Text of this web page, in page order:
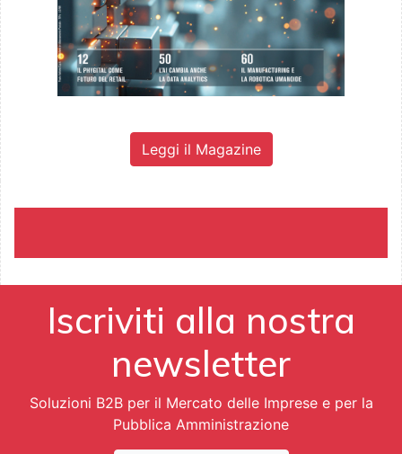
Leggi il Magazine
Iscriviti alla nostra
newsletter
Soluzioni B2B per il Mercato delle Imprese e per la
Pubblica Amministrazione